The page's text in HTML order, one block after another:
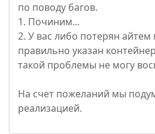
по поводу багов.
1. Починим...
2. У вас либо потерян
правильно указан
такой проблемы не могу
На счет пожеланий мы
реализацией.